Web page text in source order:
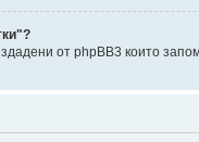
от phpBB3 които